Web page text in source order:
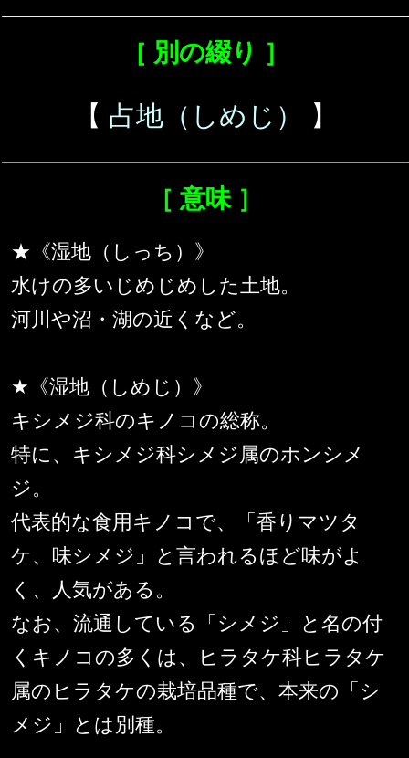
［ 別の綴り ］
【 占地（しめじ） 】
［ 意味 ］
★《湿地（しっち）》
水けの多いじめじめした土地。
河川や沼・湖の近くなど。
★《湿地（しめじ）》
キシメジ科のキノコの総称。
特に、キシメジ科シメジ属のホンシメ
ジ。
代表的な食用キノコで、「香りマツタ
ケ、味シメジ」と言われるほど味がよ
く、人気がある。
なお、流通している「シメジ」と名の付
くキノコの多くは、ヒラタケ科ヒラタケ
属のヒラタケの栽培品種で、本来の「シ
メジ」とは別種。